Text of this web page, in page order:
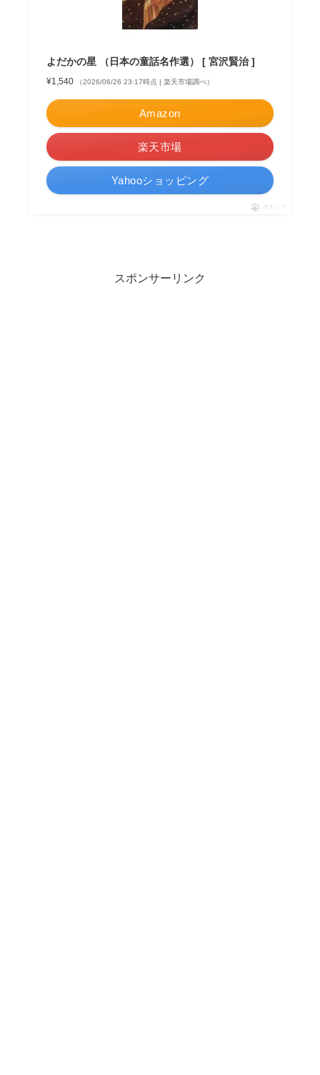
よだかの星 （日本の童話名作選） [ 宮沢賢治 ]
¥1,540 （2026/06/26 23:17時点 | 楽天市場調べ）
Amazon
楽天市場
Yahooショッピング
ポチップ
スポンサーリンク